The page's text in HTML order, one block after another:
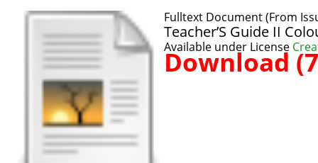
Fulltext Document (From
Teacher’S Guide II
Available under License
Download